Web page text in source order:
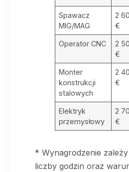
Spawacz
MIG/MAG
2
€
Operator CNC
2
€
Monter
konstrukcji
stalowych
2
€
Elektryk
przemysłowy
2
€
* Wynagrodzenie
liczby godzin oraz